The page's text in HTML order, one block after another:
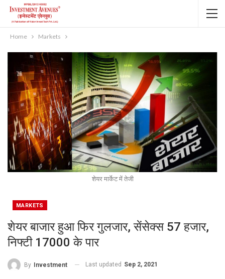
Home Markets
शेयर मार्केट में तेजी
MARKETS
शेयर बाजार हुआ फि‍र गुलजार, सेंसेक्‍स 57 हजार,
निफ्‍टी 17000 के पार
By Investment Last updated Sep 2, 2021